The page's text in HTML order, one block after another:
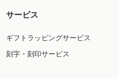
サービス
ギフトラッピングサービス
刻字・刻印サービス